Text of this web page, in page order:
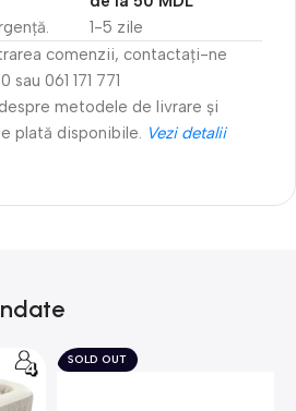
1-5 zile
comenzii, contactați-ne
061 171 771
metodele de livrare și
plată disponibile. Vezi detalii
SOLD OUT